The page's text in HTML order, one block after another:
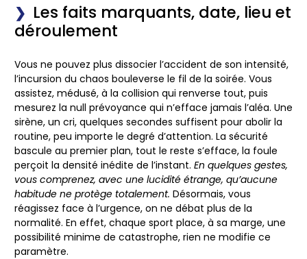
Les faits marquants, date, lieu et
déroulement
Vous ne pouvez plus dissocier l’accident de son intensité,
l’incursion du chaos bouleverse le fil de la soirée. Vous
assistez, médusé, à la collision qui renverse tout, puis
mesurez la null prévoyance qui n’efface jamais l’aléa. Une
sirène, un cri, quelques secondes suffisent pour abolir la
routine, peu importe le degré d’attention. La sécurité
bascule au premier plan, tout le reste s’efface, la foule
perçoit la densité inédite de l’instant. En quelques gestes,
vous comprenez, avec une lucidité étrange, qu’aucune
habitude ne protège totalement. Désormais, vous
réagissez face à l’urgence, on ne débat plus de la
normalité. En effet, chaque sport place, à sa marge, une
possibilité minime de catastrophe, rien ne modifie ce
paramètre.